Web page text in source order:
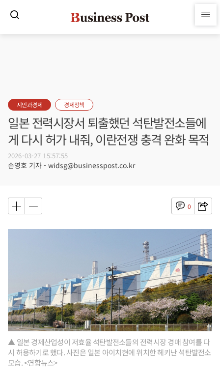
시민과경제 경제정책
일본 전력시장서 퇴출했던 석탄발전소들에
게 다시 허가 내줘, 이란전쟁 충격 완화 목적
2026-03-27 15:57:55
손영호 기자 - widsg@businesspost.co.kr
0
▲ 일본 경제산업성이 저효율 석탄발전소들의 전력시장 경매 참여를 다
시 허용하기로 했다. 사진은 일본 아이치현에 위치한 헤키난 석탄발전소
모습. <연합뉴스>